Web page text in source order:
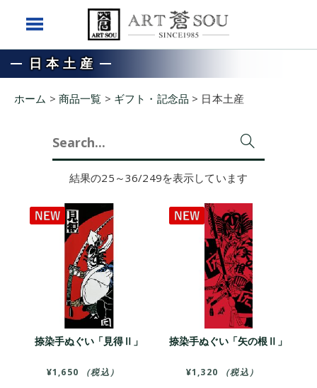
日本土産
ホーム > 商品一覧 > ギフト・記念品 > 日本土産
Search
結果の25～36/249を表示しています
捺染手ぬぐい「見得Ⅱ」
¥1,650 （税込）
捺染手ぬぐい「矢の根Ⅱ」
¥1,320 （税込）